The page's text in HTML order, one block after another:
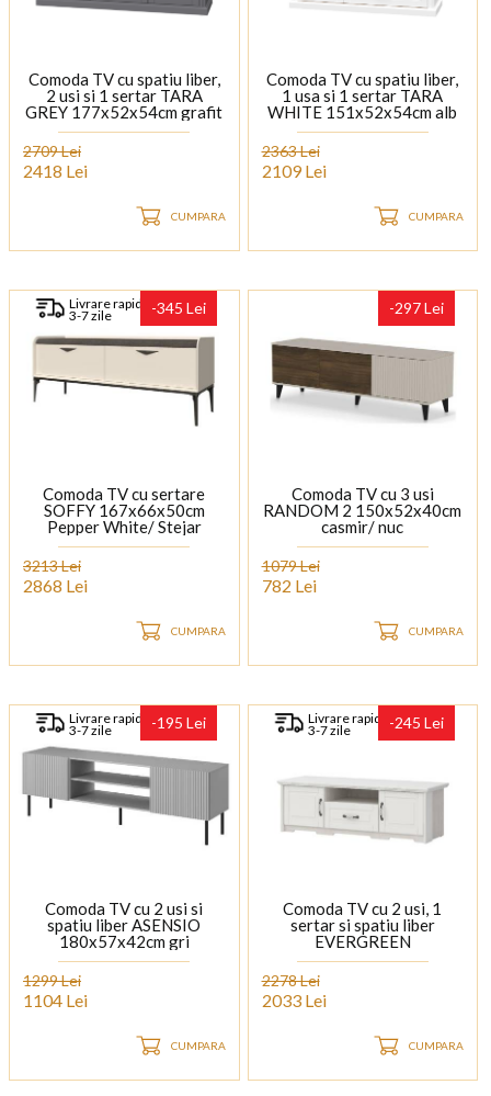
Comoda TV cu spatiu liber,
2 usi si 1 sertar TARA
GREY 177x52x54cm grafit
mat/ nuc Pacific
2709 Lei
2418 Lei
CUMPARA
Comoda TV cu spatiu liber,
1 usa si 1 sertar TARA
WHITE 151x52x54cm alb
mat/ nuc Pacific
2363 Lei
2109 Lei
CUMPARA
Livrare rapida
3-7 zile -345 Lei
Comoda TV cu sertare
SOFFY 167x66x50cm
Pepper White/ Stejar
Melinga
3213 Lei
2868 Lei
CUMPARA
-297 Lei
Comoda TV cu 3 usi
RANDOM 2 150x52x40cm
casmir/ nuc
1079 Lei
782 Lei
CUMPARA
Livrare rapida
3-7 zile -195 Lei
Comoda TV cu 2 usi si
spatiu liber ASENSIO
180x57x42cm gri
1299 Lei
1104 Lei
CUMPARA
Livrare rapida
3-7 zile -245 Lei
Comoda TV cu 2 usi, 1
sertar si spatiu liber
EVERGREEN
159x51x55cm ivory/ pin
2278 Lei
2033 Lei
CUMPARA